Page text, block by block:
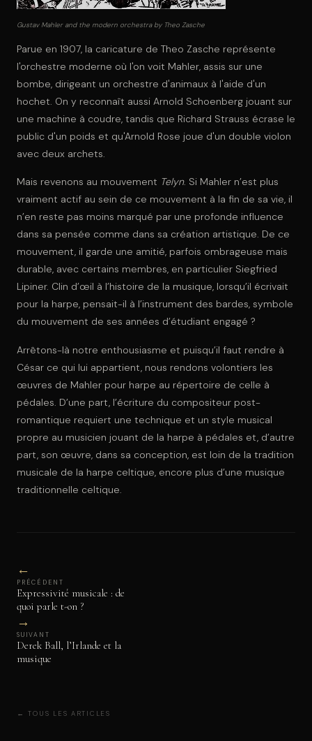
Gustav Mahler and the modern orchestra by Theo Zasche
Parue en 1907, la caricature de Theo Zasche représente
l'orchestre moderne où l'on voit Mahler, assis sur une
bombe, dirigeant un orchestre d'animaux à l'aide d'un
hochet. On y reconnaît aussi Arnold Schoenberg jouant sur
une machine à coudre, tandis que Richard Strauss écrase le
public d'un poids et qu'Arnold Rose joue d'un double violon
avec deux archets.
Mais revenons au mouvement Telyn. Si Mahler n’est plus
vraiment actif au sein de ce mouvement à la fin de sa vie, il
n’en reste pas moins marqué par une profonde influence
dans sa pensée comme dans sa création artistique. De ce
mouvement, il garde une amitié, parfois ombrageuse mais
durable, avec certains membres, en particulier Siegfried
Lipiner. Clin d’œil à l’histoire de la musique, lorsqu’il écrivait
pour la harpe, pensait-il à l’instrument des bardes, symbole
du mouvement de ses années d’étudiant engagé ?
Arrêtons-là notre enthousiasme et puisqu’il faut rendre à
César ce qui lui appartient, nous rendons volontiers les
œuvres de Mahler pour harpe au répertoire de celle à
pédales. D’une part, l’écriture du compositeur post-
romantique requiert une technique et un style musical
propre au musicien jouant de la harpe à pédales et, d’autre
part, son œuvre, dans sa conception, est loin de la tradition
musicale de la harpe celtique, encore plus d’une musique
traditionnelle celtique.
←
PRÉCÉDENT
Expressivité musicale : de
quoi parle t-on ?
→
SUIVANT
Derek Ball, l’Irlande et la
musique
← TOUS LES ARTICLES